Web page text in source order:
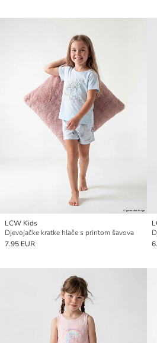
LCW Kids
Djevojačke kratke hlače s printom šavova
7.95 EUR